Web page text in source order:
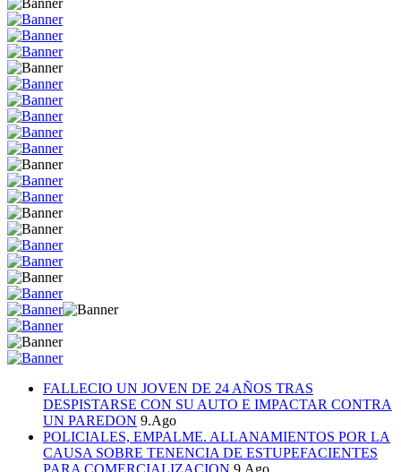
FALLECIO UN JOVEN DE 24 AÑOS TRAS
DESPISTARSE CON SU AUTO E IMPACTAR CONTRA
UN PAREDON 9.Ago
POLICIALES, EMPALME. ALLANAMIENTOS POR LA
CAUSA SOBRE TENENCIA DE ESTUPEFACIENTES
PARA COMERCIALIZACION 9.Ago